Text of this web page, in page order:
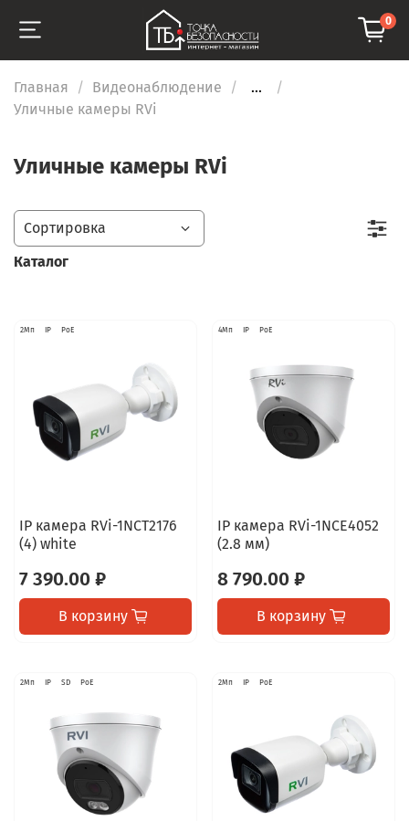
0
Главная Видеонаблюдение
...
Уличные камеры RVi
Уличные камеры RVi
2Мп IP PoE
IP камера RVi-1NCT2176
(4) white
7 390.00 ₽
В корзину
4Мп IP PoE
IP камера RVi-1NCE4052
(2.8 мм)
8 790.00 ₽
В корзину
2Мп IP SD PoE 2Мп IP PoE
Каталог